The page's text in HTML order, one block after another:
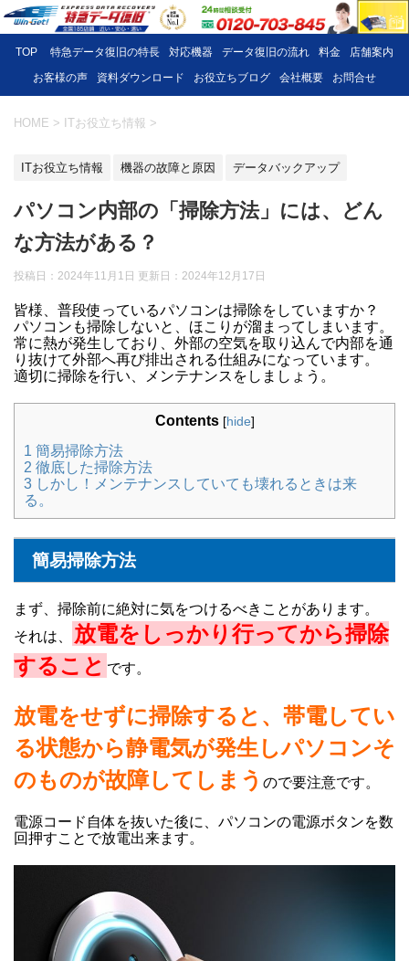
TOP 特急データ復旧の特長 対応機器 データ復旧の流れ 料金
店舗案内
お客様の声
資料ダウンロード お役立ちブログ 会社概要 お問合せ
HOME > ITお役立ち情報 >
ITお役立ち情報 機器の故障と原因 データバックアップ
パソコン内部の「掃除方法」には、どん
な方法がある？
投稿日：2024年11月1日 更新日： 2024年12月17日
皆様、普段使っているパソコンは掃除をしていますか？
パソコンも掃除しないと、ほこりが溜まってしまいます。
常に熱が発生しており、外部の空気を取り込んで内部を通
り抜けて外部へ再び排出される仕組みになっています。
適切に掃除を行い、メンテナンスをしましょう。
Contents [hide]
1 簡易掃除方法
2 徹底した掃除方法
3 しかし！メンテナンスしていても壊れるときは来
る。
簡易掃除方法
まず、掃除前に絶対に気をつけるべきことがあります。
それは、
放電をしっかり行ってから掃除
すること です。
放電をせずに掃除すると、帯電してい
る状態から静電気が発生しパソコンそ
のものが故障してしまう ので要注意です。
電源コード自体を抜いた後に、パソコンの電源ボタンを数
回押すことで放電出来ます。